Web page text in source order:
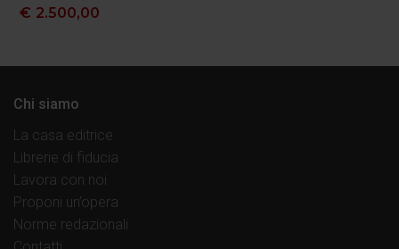
€ 2.500,00
Chi siamo
La casa editrice
Librerie di fiducia
Lavora con noi
Proponi un’opera
Norme redazionali